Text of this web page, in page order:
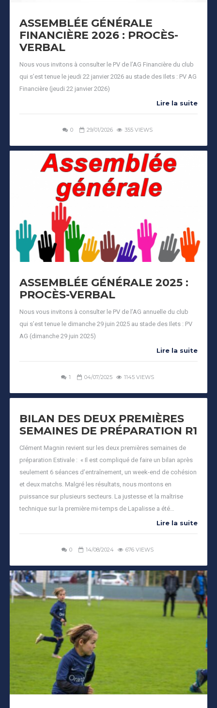
ASSEMBLÉE GÉNÉRALE
FINANCIÈRE 2026 : PROCÈS-
VERBAL
Nous vous invitons à consulter le PV de l’AG Financière du club
qui s’est tenue le jeudi 22 janvier 2026 au stade des Ilets : PV AG
Financière (jeudi 22 janvier 2026)
Lire la suite
0 29/01/2026 355 VIEWS
ASSEMBLÉE GÉNÉRALE 2025 :
PROCÈS-VERBAL
Nous vous invitons à consulter le PV de l’AG annuelle du club
qui s’est tenue le dimanche 29 juin 2025 au stade des Ilets : PV
AG (dimanche 29 juin 2025)
Lire la suite
1 04/07/2025 1145 VIEWS
BILAN DES DEUX PREMIÈRES
SEMAINES DE PRÉPARATION R1
Clément Magnin revient sur les deux premières semaines de
préparation Estivale : « Il est compliqué de faire un bilan après
seulement 6 séances d’entraînement, un week-end de cohésion
et deux matchs. Malgré les résultats, nous montons en
puissance sur plusieurs secteurs. La justesse et la maîtrise
technique sur la première mi-temps de Lapalisse a été…
Lire la suite
0 14/08/2024 676 VIEWS